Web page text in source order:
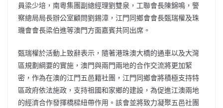
員梁少培，南粵集團副總經理劉雙泉，工聯會長陳錦鳴，警
察總局局長辦公室顧問劉錫漳，江門同鄉會會長甄瑞權及珠
璣會會長梁伯進等澳門方面嘉賓共同出席。
甄瑞權於活動上致辭表示，隨著港珠澳大橋的通車以及大灣
區規劃綱要的實施，澳門與兩門兩地的合作交流將更加緊
密，作為在澳的江門五邑籍社團，江門同鄉會將積極支持特
區政府依法施政，支持祖國和家鄉的建設，為促進江澳兩地
的經濟合作發揮橋樑紐帶作用。該會並將致力凝聚五邑社團